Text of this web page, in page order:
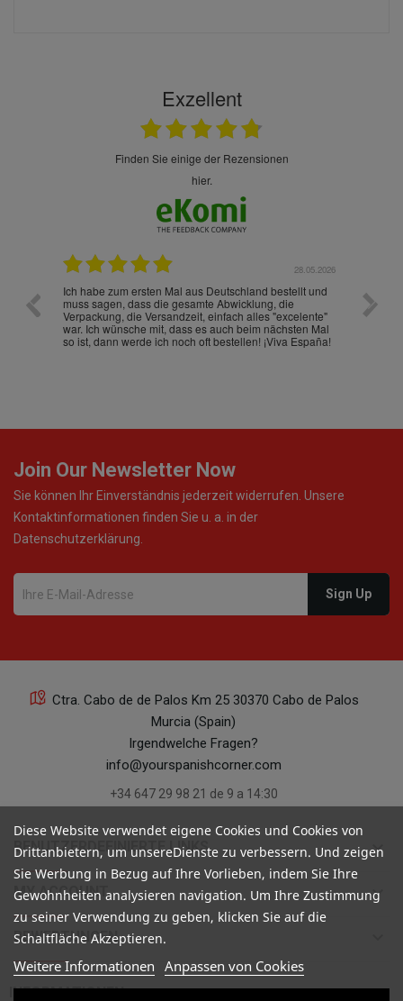
Exzellent
finden Sie einige der Rezensionen
hier.
28.05.2026
Ich habe zum ersten Mal aus Deutschland bestellt und
muss sagen, dass die gesamte Abwicklung, die
Verpackung, die Versandzeit, einfach alles "excelente"
war. Ich wünsche mit, dass es auch beim nächsten Mal
so ist, dann werde ich noch oft bestellen! ¡Viva España!
Die
gut
ist
Join Our Newsletter Now
Sie können Ihr Einverständnis jederzeit widerrufen. Unsere
Kontaktinformationen finden Sie u. a. in der
Datenschutzerklärung.
Ctra. Cabo de de Palos Km 25 30370 Cabo de Palos
Murcia (Spain)
Irgendwelche Fragen?
info@yourspanishcorner.com
+34 647 29 98 21 de 9 a 14:30
BENUTZERDEFINIERTE LINKS keyboard_arrow_down
MY ACCOUNT keyboard_arrow_down
BEWERTUNGEN
INFORMATIONEN 
Diese Website verwendet eigene Cookies und Cookies von
Drittanbietern, um unsereDienste zu verbessern. Und zeigen
Sie Werbung in Bezug auf Ihre Vorlieben, indem Sie Ihre
Gewohnheiten analysieren navigation. Um Ihre Zustimmung
zu seiner Verwendung zu geben, klicken Sie auf die
Schaltfläche Akzeptieren.
Weitere Informationen Anpassen von Cookies